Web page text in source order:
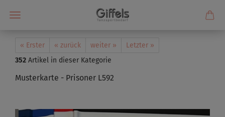
« Erster « zurück weiter »
Letzter »
352 Artikel in dieser Kategorie
Musterkarte - Prisoner L592